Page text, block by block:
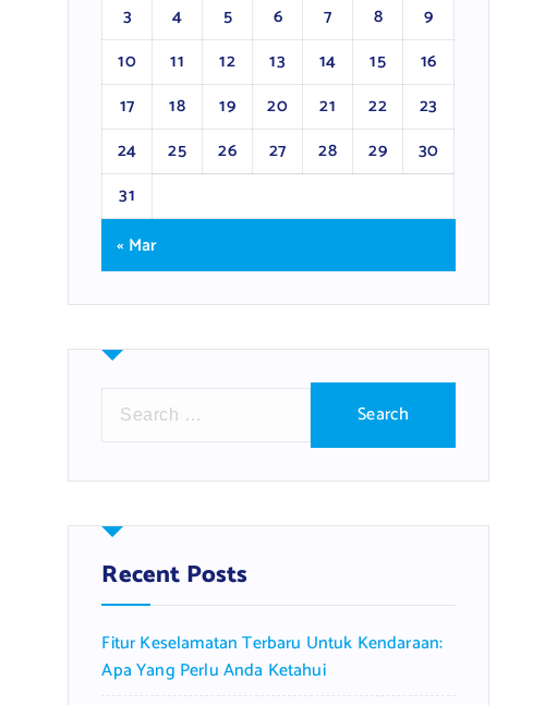
3
4 5 6 7 8
9
10
11 12 13 14 15
16
17
18 19 20 21 22
23
24
25 26 27 28 29
30
31
« Mar
r
h
f
o
:
Recent Posts
Fitur Keselamatan Terbaru Untuk Kendaraan:
Apa Yang Perlu Anda Ketahui